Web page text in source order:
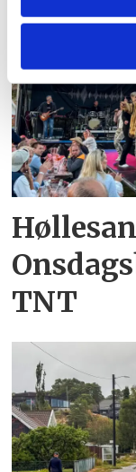
annonsering og
med annen
eller som de har
tjenestene deres.
TNT